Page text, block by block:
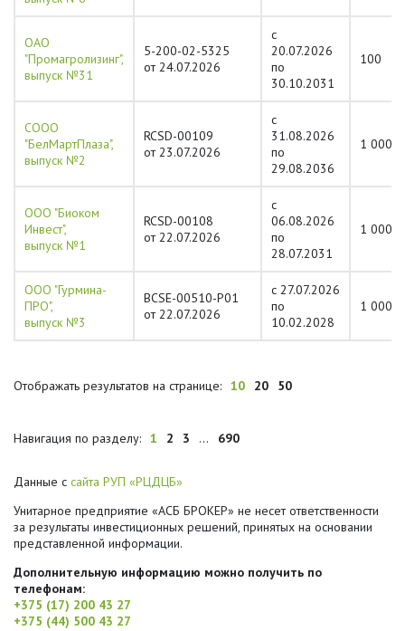
ОАО
"Промагролизинг",
выпуск №31
5-200-02-5325
от 24.07.2026
с
20.07.2026
по
30.10.2031
100
СООО
"БелМартПлаза",
выпуск №2
RCSD-00109
от 23.07.2026
с
31.08.2026
по
29.08.2036
1 000
ООО "Биоком
Инвест",
выпуск №1
RCSD-00108
от 22.07.2026
с
06.08.2026
по
28.07.2031
1 000
ООО "Гурмина-
ПРО",
выпуск №3
BCSE-00510-P01
от 22.07.2026
с 27.07.2026
по
10.02.2028
1 000
Отображать результатов на странице: 10 20 50
Навигация по разделу: 1 2 3 ... 690
Данные с сайта РУП «РЦДЦБ»
Унитарное предприятие «АСБ БРОКЕР» не несет ответственности
за результаты инвестиционных решений, принятых на основании
представленной информации.
Дополнительную информацию можно получить по
телефонам:
+375 (17) 200 43 27
+375 (44) 500 43 27